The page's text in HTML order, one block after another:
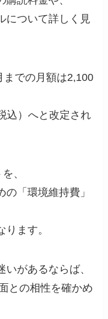
について詳しく見
までの月額は2,100
込）へと改定され
、
「環境維持費」
ます。
があるならば、
との相性を確かめ